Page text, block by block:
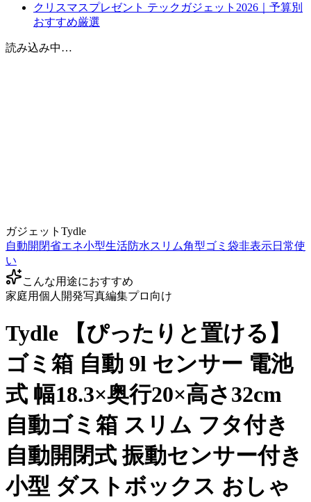
クリスマスプレゼント テックガジェット2026｜予算別
おすすめ厳選
読み込み中…
ガジェット Tydle
自動開閉省エネ小型生活防水スリム角型ゴミ袋非表示日常使
い
こんな用途におすすめ
家庭用個人開発写真編集プロ向け
Tydle 【ぴったりと置ける】
ゴミ箱 自動 9l センサー 電池
式 幅18.3×奥行20×高さ32cm
自動ゴミ箱 スリム フタ付き
自動開閉式 振動センサー付き
小型 ダストボックス おしゃ